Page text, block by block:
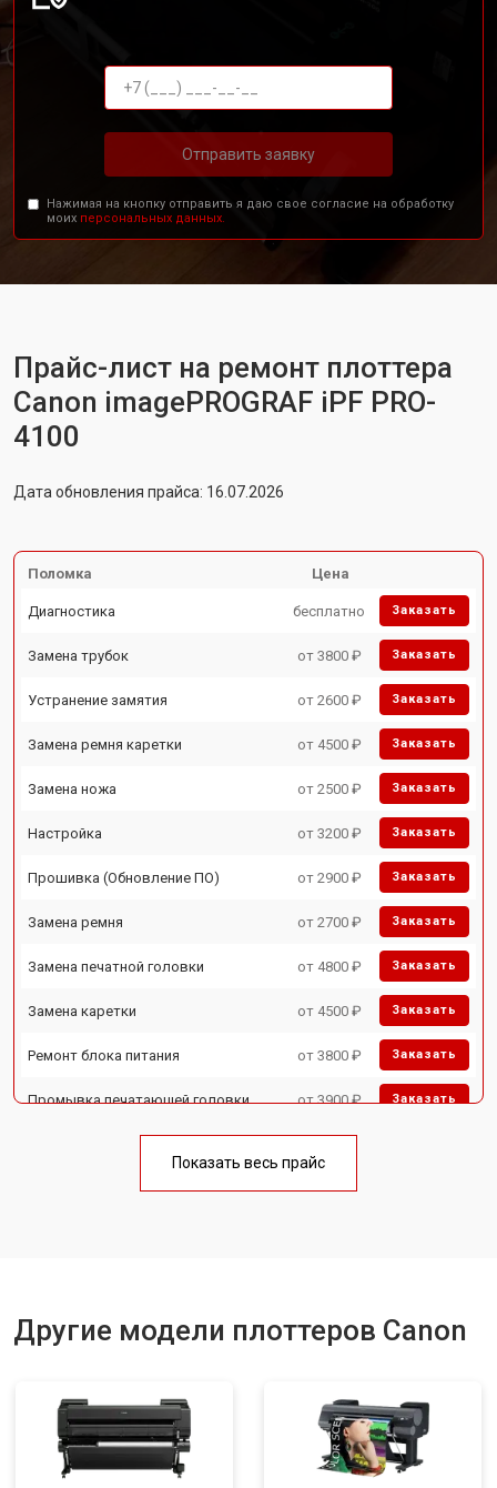
Отправить заявку
Нажимая на кнопку отправить я даю свое согласие на обработку
моих персональных данных.
Прайс-лист на ремонт плоттера
Canon imagePROGRAF iPF PRO-
4100
Дата обновления прайса: 16.07.2026
Поломка Цена
Диагностика бесплатно Заказать
Замена трубок от 3800 ₽ Заказать
Устранение замятия от 2600 ₽ Заказать
Замена ремня каретки от 4500 ₽ Заказать
Замена ножа от 2500 ₽ Заказать
Настройка от 3200 ₽ Заказать
Прошивка (Обновление ПО) от 2900 ₽ Заказать
Замена ремня от 2700 ₽ Заказать
Замена печатной головки от 4800 ₽ Заказать
Замена каретки от 4500 ₽ Заказать
Ремонт блока питания от 3800 ₽ Заказать
Промывка печатающей головки от 3900 ₽ Заказать
Показать весь прайс
Другие модели плоттеров Canon